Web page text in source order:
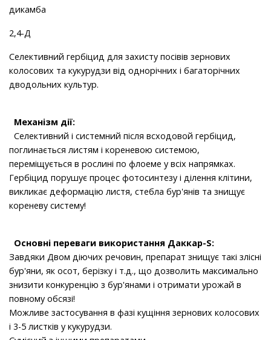
дикамба
2,4-Д
Селективний гербіцид для захисту посівів зернових
колосових та кукурудзи від однорічних і багаторічних
дводольних культур.
Механізм дії:
Селективний і системний після всходовой гербіцид,
поглинається листям і кореневою системою,
переміщується в рослині по флоеме у всіх напрямках.
Гербіцид порушує процес фотосинтезу і ділення клітини,
викликає деформацію листя, стебла бур'янів та знищує
кореневу систему!
Основні переваги використання Даккар-S:
Завдяки Двом діючих речовин, препарат знищує такі злісні
бур'яни, як осот, берізку і т.д., що дозволить максимально
знизити конкуренцію з бур'янами і отримати урожай в
повному обсязі!
Можливе застосування в фазі кущіння зернових колосових
і 3-5 листків у кукурудзи.